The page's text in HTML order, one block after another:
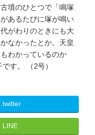
墳のひとつで「鳴塚
あるたびに塚が鳴い
がわりのときにも大
なかったとか。天皇
わかっているのか
す。 （2号）
twitter
LINE